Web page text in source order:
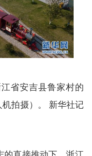
省安吉县鲁家村的
拍摄）。 新华社记